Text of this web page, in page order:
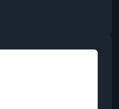
пищевых
«Инстинкт
в ведущих